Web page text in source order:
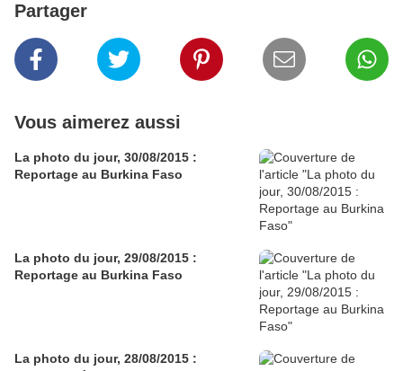
Partager
Vous aimerez aussi
La photo du jour, 30/08/2015 :
Reportage au Burkina Faso
La photo du jour, 29/08/2015 :
Reportage au Burkina Faso
La photo du jour, 28/08/2015 :